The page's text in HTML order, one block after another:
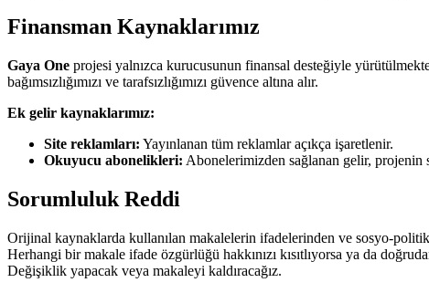
Finansman Kaynaklarımız
Gaya One projesi yalnızca kurucusunun finansal desteğiyle
bağımsızlığımızı ve tarafsızlığımızı güvence altına alır.
Ek gelir kaynaklarımız:
Site reklamları: Yayınlanan tüm reklamlar açıkça işaretlenir.
Okuyucu abonelikleri: Abonelerimizden sağlanan gelir,
Sorumluluk Reddi
Orijinal kaynaklarda kullanılan makalelerin ifadelerinden ve sosyo-
Herhangi bir makale ifade özgürlüğü hakkınızı kısıtlıyorsa ya da
Değişiklik yapacak veya makaleyi kaldıracağız.